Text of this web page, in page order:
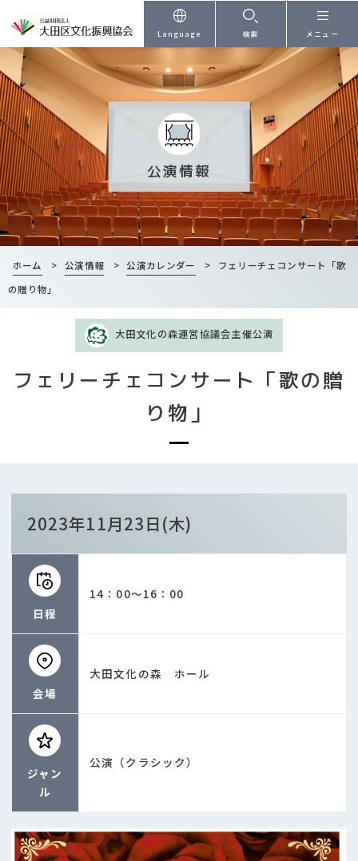
本文へ
Language 検索 メニュー
公演情報
ホーム > 公演情報 > 公演カレンダー >
フェリーチェコンサート「歌
の贈り物」
大田文化の森運営協議会主催公演
フェリーチェコンサート「歌の贈
り物」
2023年11月23日(木)
日程
14：00～16：00
会場
大田文化の森 ホール
ジャン
ル
公演（クラシック）